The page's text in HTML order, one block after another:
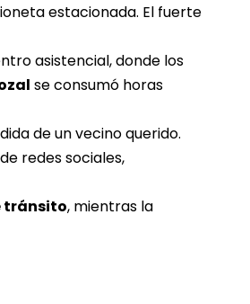
estacionada. El fuerte
asistencial, donde los
se consumó horas
de un vecino querido.
redes sociales,
tránsito, mientras la